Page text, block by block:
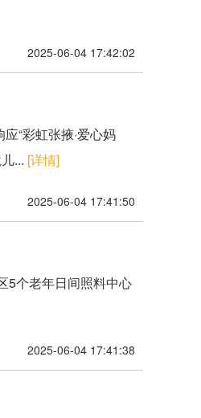
2025-06-04 17:42:02
“彩虹张掖·爱心妈
... [详情]
2025-06-04 17:41:50
5个老年日间照料中心
2025-06-04 17:41:38